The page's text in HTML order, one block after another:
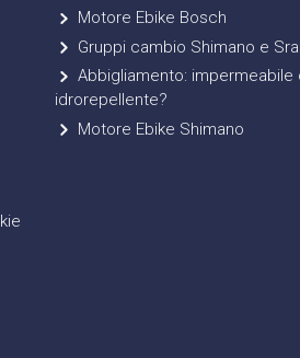
Motore Ebike Bosch
Gruppi cambio Shimano e
Abbigliamento: impermeabile
idrorepellente?
Motore Ebike Shimano